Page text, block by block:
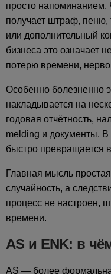
просто напоминанием.
получает штраф, пеню,
или дополнительный
бизнеса это означает
потерю времени,
Особенно болезненно
накладывается на
годовая отчётность,
melding и документы.
быстро превращается
Главная мысль
случайность, а
процесс не настроен,
времени.
AS и ENK: в
AS — более